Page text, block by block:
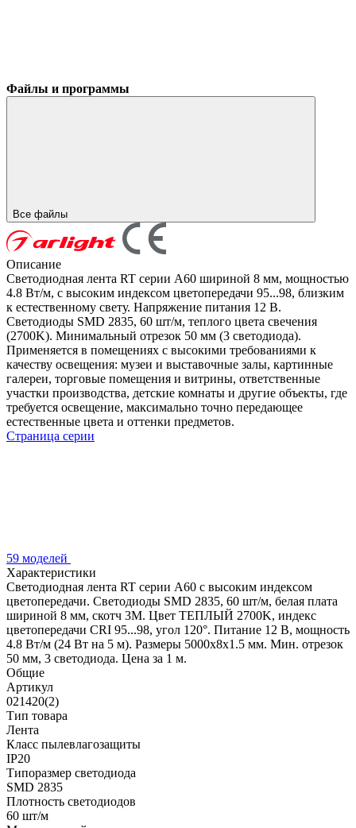
Файлы и программы
Все файлы
Описание
Светодиодная лента RT серии A60 шириной 8 мм, мощностью
4.8 Вт/м, с высоким индексом цветопередачи 95...98, близким
к естественному свету. Напряжение питания 12 В.
Светодиоды SMD 2835, 60 шт/м, теплого цвета свечения
(2700K). Минимальный отрезок 50 мм (3 светодиода).
Применяется в помещениях с высокими требованиями к
качеству освещения: музеи и выставочные залы, картинные
галереи, торговые помещения и витрины, ответственные
участки производства, детские комнаты и другие объекты, где
требуется освещение, максимально точно передающее
естественные цвета и оттенки предметов.
Страница серии
59 моделей
Характеристики
Светодиодная лента RT серии A60 с высоким индексом
цветопередачи. Светодиоды SMD 2835, 60 шт/м, белая плата
шириной 8 мм, скотч 3М. Цвет ТЕПЛЫЙ 2700K, индекс
цветопередачи CRI 95...98, угол 120°. Питание 12 В, мощность
4.8 Вт/м (24 Вт на 5 м). Размеры 5000х8х1.5 мм. Мин. отрезок
50 мм, 3 светодиода. Цена за 1 м.
Общие
Артикул
021420(2)
Тип товара
Лента
Класс пылевлагозащиты
IP20
Типоразмер светодиода
SMD 2835
Плотность светодиодов
60 шт/м